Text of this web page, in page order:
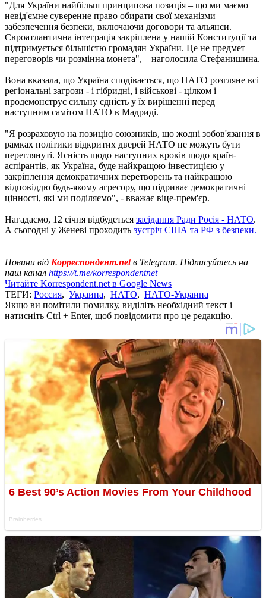
"Для України найбільш принципова позиція – що ми маємо
невід'ємне суверенне право обирати свої механізми
забезпечення безпеки, включаючи договори та альянси.
Євроатлантична інтеграція закріплена у нашій Конституції та
підтримується більшістю громадян України. Це не предмет
переговорів чи розмінна монета", – наголосила Стефанишина.
Вона вказала, що Україна сподівається, що НАТО розгляне всі
регіональні загрози - і гібридні, і військові - цілком і
продемонструє сильну єдність у їх вирішенні перед
наступним самітом НАТО в Мадриді.
"Я розраховую на позицію союзників, що жодні зобов'язання в
рамках політики відкритих дверей НАТО не можуть бути
переглянуті. Ясність щодо наступних кроків щодо країн-
аспірантів, як Україна, буде найкращою інвестицією у
закріплення демократичних перетворень та найкращою
відповіддю будь-якому агресору, що підриває демократичні
цінності, які ми поділяємо", - вважає віце-прем'єр.
Нагадаємо, 12 січня відбудеться засідання Ради Росія - НАТО.
А сьогодні у Женеві проходить зустріч США та РФ з безпеки.
Новини від Корреспондент.netв Telegram. Підписуйтесь на
наш канал https://t.me/korrespondentnet
Читайте Korrespondent.net в Google News
ТЕГИ: Россия, Украина, НАТО, НАТО-Украина
Якщо ви помітили помилку, виділіть необхідний текст і
натисніть Ctrl + Enter, щоб повідомити про це редакцію.